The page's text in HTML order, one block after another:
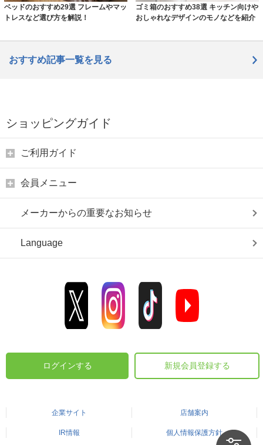
ベッドのおすすめ29選 フレームやマッ
トレスなど選び方を解説！
ゴミ箱のおすすめ38選 キッチン向けや
おしゃれなデザインのモノなどを紹介
おすすめ記事一覧を見る
ショッピングガイド
ご利用ガイド
会員メニュー
メーカーからの重要なお知らせ
Language
ログインする 新規会員登録する
企業サイト 店舗案内
IR情報 個人情報保護方針